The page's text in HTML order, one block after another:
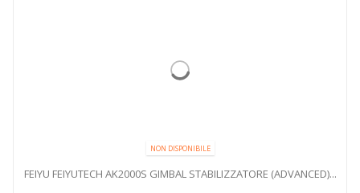
NON DISPONIBILE
FEIYU FEIYUTECH AK2000S GIMBAL STABILIZZATORE (ADVANCED)...